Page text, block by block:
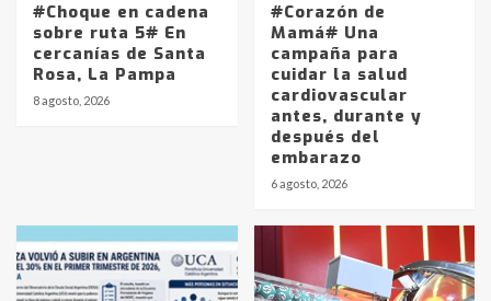
#Choque en cadena
sobre ruta 5# En
cercanías de Santa
Rosa, La Pampa
8 agosto, 2026
#Corazón de
Mamá# Una
campaña para
cuidar la salud
cardiovascular
antes, durante y
después del
embarazo
6 agosto, 2026
3
pampeanos que fueron
en la mañana del lunes